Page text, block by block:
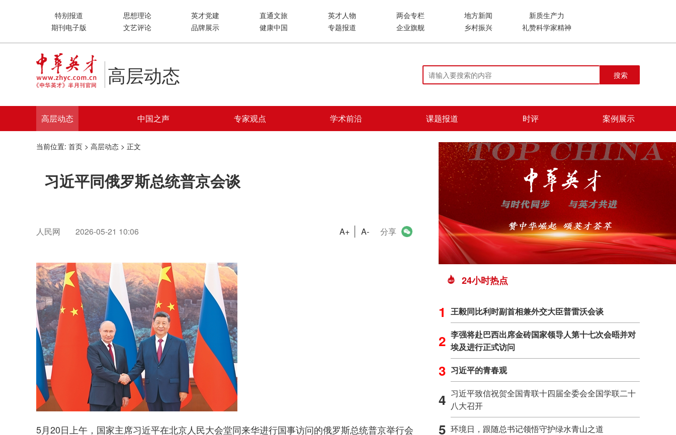
特别报道 思想理论 英才党建 直通文旅 英才人物 两会专栏 地方新闻
新质生产力
期刊电子版
文艺评论 品牌展示 健康中国 专题报道 企业旗舰 乡村振兴 礼赞科学家精神
高层动态 搜索
高层动态 中国之声 专家观点 学术前沿 课题报道 时评 案例展示
当前位置: 首页 > 高层动态 > 正文
习近平同俄罗斯总统普京会谈
人民网 2026-05-21 10:06 A+ A- 分享
5月20日上午，国家主席习近平在北京人民大会堂同来华进行国事访问的俄罗斯总统普京举行会
24小时热点
1 王毅同比利时副首相兼外交大臣普雷沃会谈
2 李强将赴巴西出席金砖国家领导人第十七次会晤并对
埃及进行正式访问
3 习近平的青春观
4 习近平致信祝贺全国青联十四届全委会全国学联二十
八大召开
5 环境日，跟随总书记领悟守护绿水青山之道